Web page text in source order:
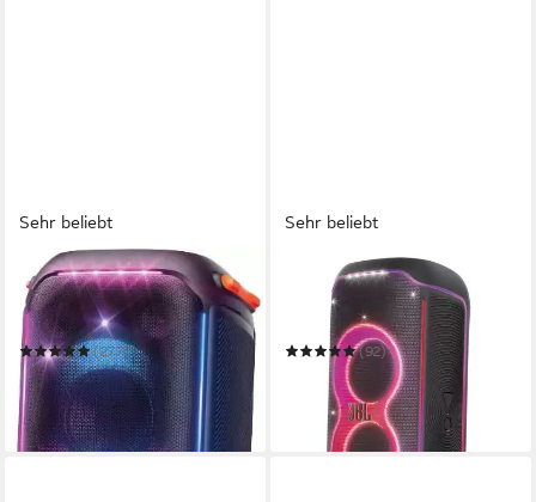
Sehr beliebt
JBL
PartyBox 710 Party-
Lautsprecher
(277)
599,00 € UVP799,99 €
-25%
in 1-2 Werktagen bei dir
Sehr beliebt
PartyBox Ultimate Party-
Lautsprecher
(92)
1.094,00 € UVP1.499,00 €
in 1-2 Werktagen bei dir